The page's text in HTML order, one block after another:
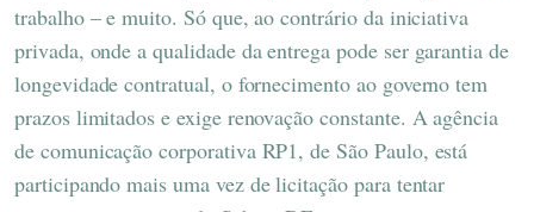
trabalho – e muito. Só que, ao contrário da iniciativa
privada, onde a qualidade da entrega pode ser garantia de
longevidade contratual, o fornecimento ao governo tem
prazos limitados e exige renovação constante. A agência
de comunicação corporativa RP1, de São Paulo, está
participando mais uma vez de licitação para tentar